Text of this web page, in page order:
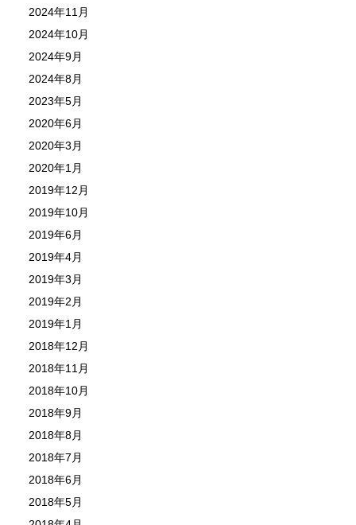
2024年11月
2024年10月
2024年9月
2024年8月
2023年5月
2020年6月
2020年3月
2020年1月
2019年12月
2019年10月
2019年6月
2019年4月
2019年3月
2019年2月
2019年1月
2018年12月
2018年11月
2018年10月
2018年9月
2018年8月
2018年7月
2018年6月
2018年5月